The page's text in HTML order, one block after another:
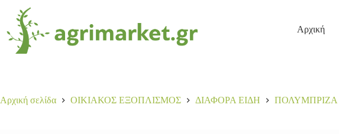
Αρχική
Αρχική σελίδα ΟΙΚΙΑΚΟΣ ΕΞΟΠΛΙΣΜΟΣ ΔΙΑΦΟΡΑ ΕΙΔΗ ΠΟΛΥΜΠΡΙΖΑ